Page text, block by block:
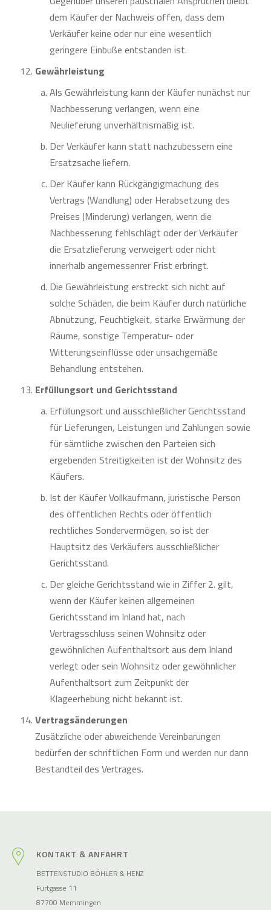
dem Käufer der Nachweis offen, dass dem
Verkäufer keine oder nur eine wesentlich
geringere Einbuße entstanden ist.
Gewährleistung
Als Gewährleistung kann der Käufer nunächst nur
Nachbesserung verlangen, wenn eine
Neulieferung unverhältnismäßig ist.
Der Verkäufer kann statt nachzubessern eine
Ersatzsache liefern.
Der Käufer kann Rückgängigmachung des
Vertrags (Wandlung) oder Herabsetzung des
Preises (Minderung) verlangen, wenn die
Nachbesserung fehlschlägt oder der Verkäufer
die Ersatzlieferung verweigert oder nicht
innerhalb angemessenrer Frist erbringt.
Die Gewährleistung erstreckt sich nicht auf
solche Schäden, die beim Käufer durch natürliche
Abnutzung, Feuchtigkeit, starke Erwärmung der
Räume, sonstige Temperatur- oder
Witterungseinflüsse oder unsachgemäße
Behandlung entstehen.
Erfüllungsort und Gerichtsstand
Erfüllungsort und ausschließlicher Gerichtsstand
für Lieferungen, Leistungen und Zahlungen sowie
für sämtliche zwischen den Parteien sich
ergebenden Streitigkeiten ist der Wohnsitz des
Käufers.
Ist der Käufer Vollkaufmann, juristische Person
des öffentlichen Rechts oder öffentlich
rechtliches Sondervermögen, so ist der
Hauptsitz des Verkäufers ausschließlicher
Gerichtsstand.
Der gleiche Gerichtsstand wie in Ziffer 2. gilt,
wenn der Käufer keinen allgemeinen
Gerichtsstand im Inland hat, nach
Vertragsschluss seinen Wohnsitz oder
gewöhnlichen Aufenthaltsort aus dem Inland
verlegt oder sein Wohnsitz oder gewöhnlicher
Aufenthaltsort zum Zeitpunkt der
Klageerhebung nicht bekannt ist.
Vertragsänderungen
Zusätzliche oder abweichende Vereinbarungen
bedürfen der schriftlichen Form und werden nur dann
Bestandteil des Vertrages.
KONTAKT & ANFAHRT
BETTENSTUDIO BÖHLER & HENZ
Furtgasse 11
87700 Memmingen